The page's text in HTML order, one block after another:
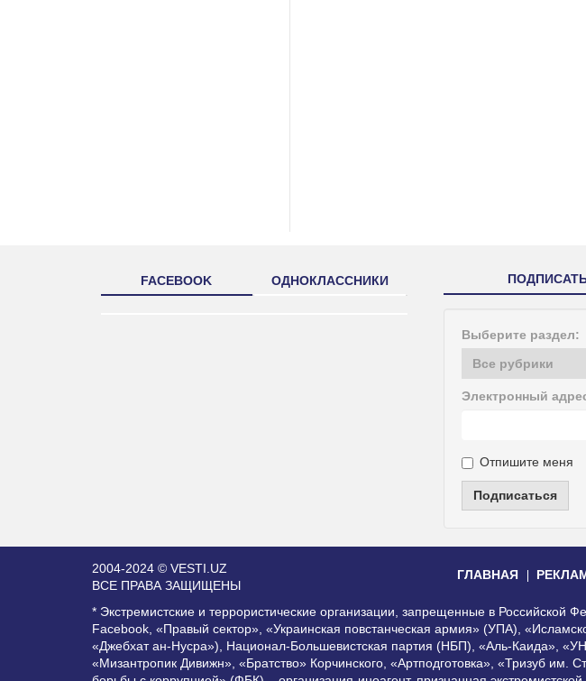
FACEBOOK ОДНОКЛАССНИКИ
Выберите раздел:
Электронный
Отпишите меня
Подписаться
2004-2024 © VESTI.UZ
ВСЕ ПРАВА ЗАЩИЩЕНЫ
ГЛАВНАЯ
* Экстремистские и террористические организации, запрещенные в
Facebook, «Правый сектор», «Украинская повстанческая армия» (УПА),
«Джебхат ан-Нусра»), Национал-Большевистская партия (НБП), «Аль-Каида»,
«Мизантропик Дивижн», «Братство» Корчинского, «Артподготовка», «Тризуб